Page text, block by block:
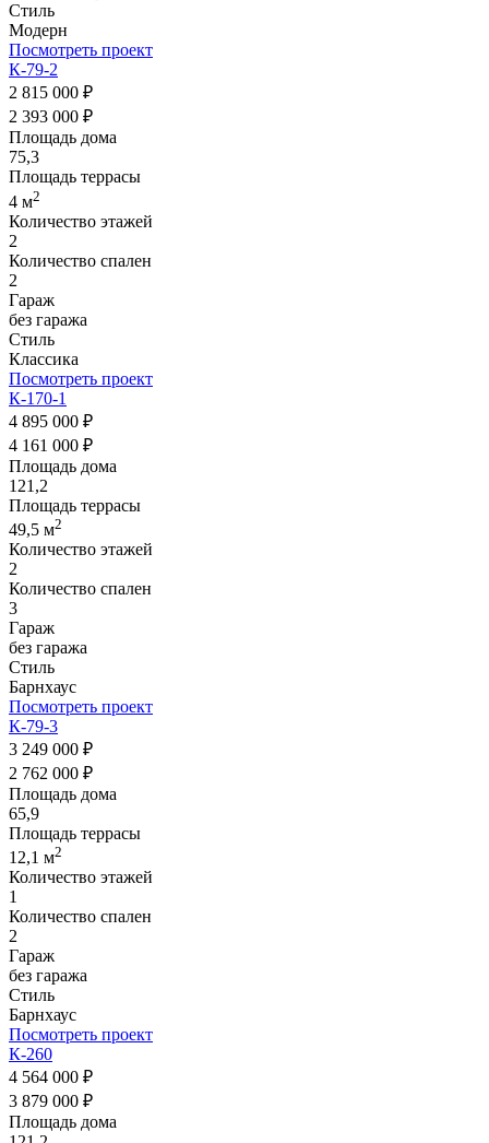
Стиль
Модерн
Посмотреть проект
К-79-2
2 815 000 ₽
2 393 000 ₽
Площадь дома
75,3
Площадь террасы
4 м2
Количество этажей
2
Количество спален
2
Гараж
без гаража
Стиль
Классика
Посмотреть проект
К-170-1
4 895 000 ₽
4 161 000 ₽
Площадь дома
121,2
Площадь террасы
49,5 м2
Количество этажей
2
Количество спален
3
Гараж
без гаража
Стиль
Барнхаус
Посмотреть проект
К-79-3
3 249 000 ₽
2 762 000 ₽
Площадь дома
65,9
Площадь террасы
12,1 м2
Количество этажей
1
Количество спален
2
Гараж
без гаража
Стиль
Барнхаус
Посмотреть проект
К-260
4 564 000 ₽
3 879 000 ₽
Площадь дома